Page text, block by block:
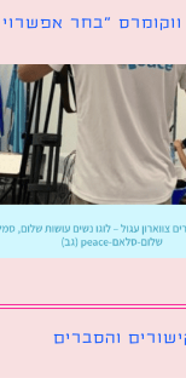
״בחר אפשרויות״
והסברים